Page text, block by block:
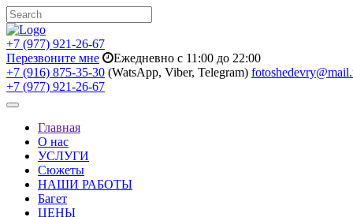
+7 (977) 921-26-67
Перезвоните мне
Ежедневно с 11:00 до 22:00
+7 (916) 875-35-30 (WatsApp, Viber, Telegram)
+7 (977) 921-26-67
Toggle
navigationГлавная
О нас
УСЛУГИ
Сюжеты
НАШИ РАБОТЫ
Багет
ЦЕНЫ